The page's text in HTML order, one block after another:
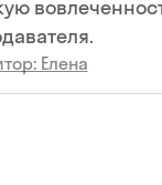
Елена